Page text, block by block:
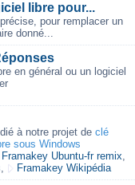
libre pour...
pour remplacer un
donné...
en général ou un logiciel
à notre projet de clé
sous Windows
Framakey Ubuntu-fr remix,
, Framakey Wikipédia